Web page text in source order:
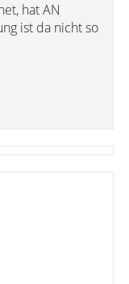
hat AN
ist da nicht so